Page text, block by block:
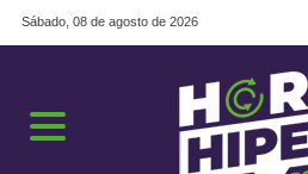
Sábado, 08 de agosto de 2026